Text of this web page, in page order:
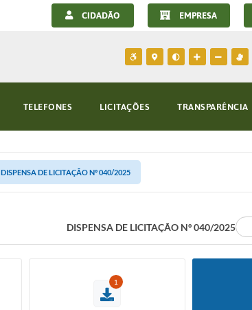
CIDADÃO EMPRESA
TELEFONES LICITAÇÕES TRANSPARÊNCIA
DISPENSA DE LICITAÇÃO Nº 040/2025
DISPENSA DE LICITAÇÃO Nº 040/2025
1